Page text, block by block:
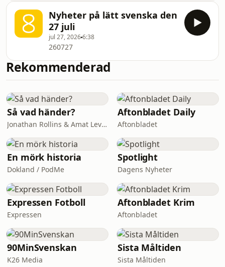
Nyheter på lätt svenska den
27 juli
jul 27, 20266:38
260727
Rekommenderad
Så vad händer?
Jonathan Rollins & Amat Levin
Aftonbladet Daily
Aftonbladet
En mörk historia
Dokland / PodMe
Spotlight
Dagens Nyheter
Expressen Fotboll
Expressen
Aftonbladet Krim
Aftonbladet
90MinSvenskan
K26 Media
Sista Måltiden
Sista Måltiden